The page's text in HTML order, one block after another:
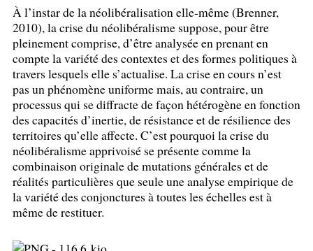
À l’instar de la néolibéralisation elle-même (Brenner,
2010), la crise du néolibéralisme suppose, pour être
pleinement comprise, d’être analysée en prenant en
compte la variété des contextes et des formes politiques à
travers lesquels elle s’actualise. La crise en cours n’est
pas un phénomène uniforme mais, au contraire, un
processus qui se diffracte de façon hétérogène en fonction
des capacités d’inertie, de résistance et de résilience des
territoires qu’elle affecte. C’est pourquoi la crise du
néolibéralisme apprivoisé se présente comme la
combinaison originale de mutations générales et de
réalités particulières que seule une analyse empirique de
la variété des conjonctures à toutes les échelles est à
même de restituer.